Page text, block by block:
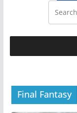
Final Fantasy